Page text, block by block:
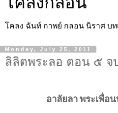
โคลง ฉันท์ กาพย์ กลอน นิราศ บ
Monday, July 25, 2011
ลิลิตพระลอ ตอน ๕
อาลัยลาพระเพื่อ